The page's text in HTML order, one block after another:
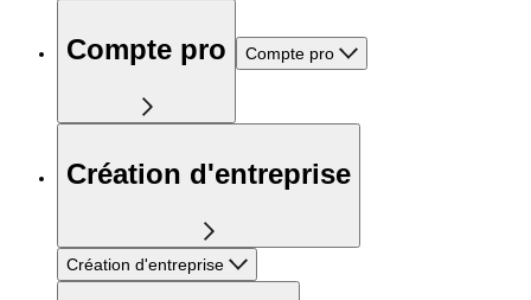
Compte pro Compte pro
Création d'entreprise
Création d'entreprise